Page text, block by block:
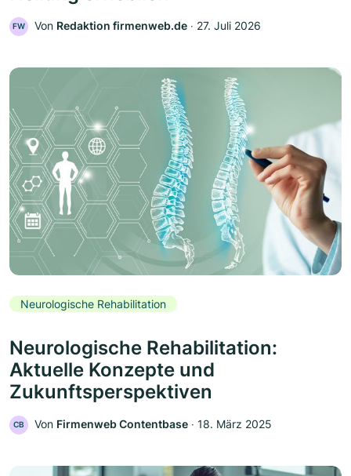
FW Von Redaktion firmenweb.de ‧ 27. Juli 2026
Neurologische Rehabilitation
Neurologische Rehabilitation:
Aktuelle Konzepte und
Zukunftsperspektiven
CB Von Firmenweb Contentbase ‧ 18. März 2025